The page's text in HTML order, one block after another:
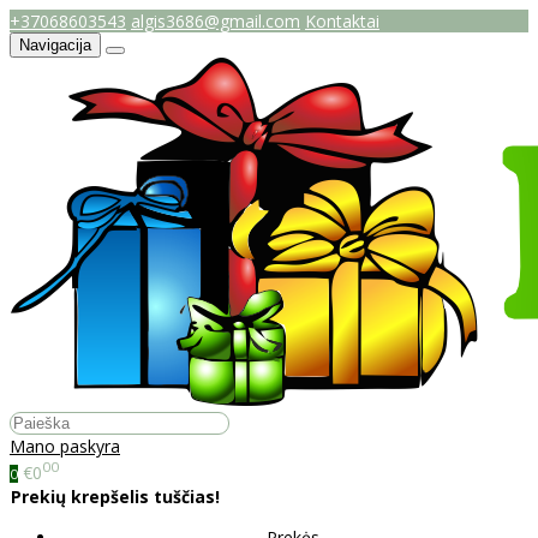
+37068603543 algis3686@gmail.com Kontaktai
Navigacija
Mano paskyra
0 €000
Prekių krepšelis tuščias!